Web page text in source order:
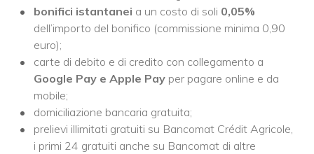
bonifici istantanei a un costo di soli 0,05%
dell’importo del bonifico (commissione minima 0,90
euro);
carte di debito e di credito con collegamento a
Google Pay e Apple Pay per pagare online e da
mobile;
domiciliazione bancaria gratuita;
prelievi illimitati gratuiti su Bancomat Crédit Agricole,
i primi 24 gratuiti anche su Bancomat di altre